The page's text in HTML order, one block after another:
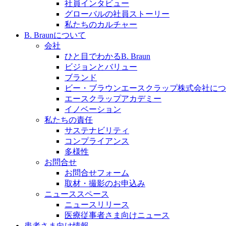
製品ポートフォリオ​
こちらの製品ポートフォリオからも、製品をお探しい
膝関節の構造とその疾患
身体の中で最も大きい関節である膝関節。日常の生
採用情報
ビー・ブラウンエースクラッﾌﾟで新たな可能性を見
エースクラップアカデミー
社員インタビュー
グローバルの社員ストーリー
私たちのカルチャー
B. Braunについて
会社
ひと目でわかるB. Braun
ビジョンとバリュー
ブランド
ビー・ブラウンエースクラップ株式会社に
エースクラップアカデミー
イノベーション
私たちの責任
サステナビリティ
コンプライアンス
多様性
お問合せ
お問合せフォーム
取材・撮影のお申込み
ニューススペース
ニュースリリース
医療従事者さま向けニュース